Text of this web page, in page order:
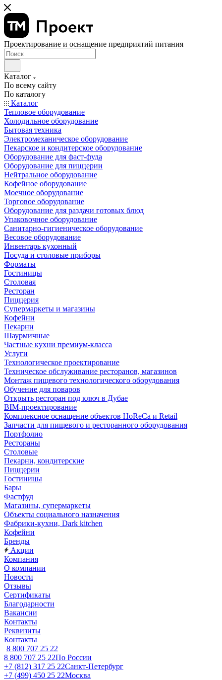
Проектирование и оснащение предприятий питания
Каталог
По всему сайту
По каталогу
Каталог
Тепловое оборудование
Холодильное оборудование
Бытовая техника
Электромеханическое оборудование
Пекарское и кондитерское оборудование
Оборудование для фаст-фуда
Оборудование для пиццерии
Нейтральное оборудование
Кофейное оборудование
Моечное оборудование
Торговое оборудование
Оборудование для раздачи готовых блюд
Упаковочное оборудование
Санитарно-гигиеническое оборудование
Весовое оборудование
Инвентарь кухонный
Посуда и столовые приборы
Форматы
Гостиницы
Столовая
Ресторан
Пиццерия
Супермаркеты и магазины
Кофейни
Пекарни
Шаурмичные
Частные кухни премиум-класса
Услуги
Технологическое проектирование
Техническое обслуживание ресторанов, магазинов
Монтаж пищевого технологического оборудования
Обучение для поваров
Открыть ресторан под ключ в Дубае
BIM-проектирование
Комплексное оснащение объектов HoReCa и Retail
Запчасти для пищевого и ресторанного оборудования
Портфолио
Рестораны
Столовые
Пекарни, кондитерские
Пиццерии
Гостиницы
Бары
Фастфуд
Магазины, супермаркеты
Объекты социального назначения
Фабрики-кухни, Dark kitchen
Кофейни
Бренды
Акции
Компания
О компании
Новости
Отзывы
Сертификаты
Благодарности
Вакансии
Контакты
Реквизиты
Контакты
8 800 707 25 22
8 800 707 25 22По России
+7 (812) 317 25 22Санкт-Петербург
+7 (499) 450 25 22Москва